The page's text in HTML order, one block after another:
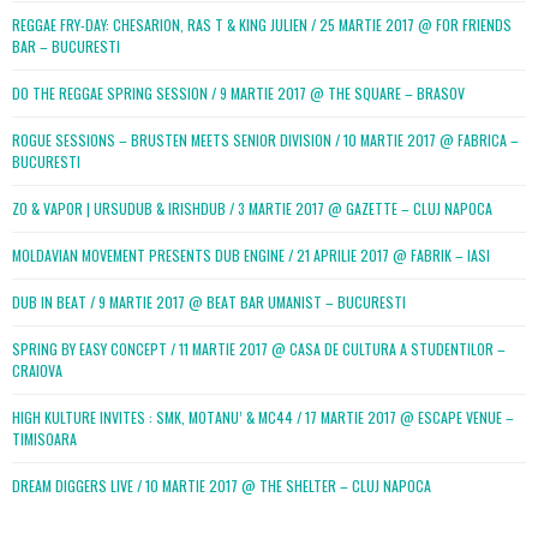
REGGAE FRY-DAY: CHESARION, RAS T & KING JULIEN / 25 MARTIE 2017 @ FOR FRIENDS
BAR – BUCURESTI
DO THE REGGAE SPRING SESSION / 9 MARTIE 2017 @ THE SQUARE – BRASOV
ROGUE SESSIONS – BRUSTEN MEETS SENIOR DIVISION / 10 MARTIE 2017 @ FABRICA –
BUCURESTI
ZO & VAPOR | URSUDUB & IRISHDUB / 3 MARTIE 2017 @ GAZETTE – CLUJ NAPOCA
MOLDAVIAN MOVEMENT PRESENTS DUB ENGINE / 21 APRILIE 2017 @ FABRIK – IASI
DUB IN BEAT / 9 MARTIE 2017 @ BEAT BAR UMANIST – BUCURESTI
SPRING BY EASY CONCEPT / 11 MARTIE 2017 @ CASA DE CULTURA A STUDENTILOR –
CRAIOVA
HIGH KULTURE INVITES : SMK, MOTANU’ & MC44 / 17 MARTIE 2017 @ ESCAPE VENUE –
TIMISOARA
DREAM DIGGERS LIVE / 10 MARTIE 2017 @ THE SHELTER – CLUJ NAPOCA